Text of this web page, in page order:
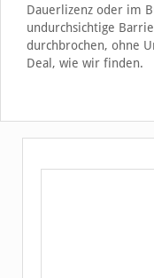
Dauerlizenz oder im
undurchsichtige
durchbrochen, ohne
Deal, wie wir finden.